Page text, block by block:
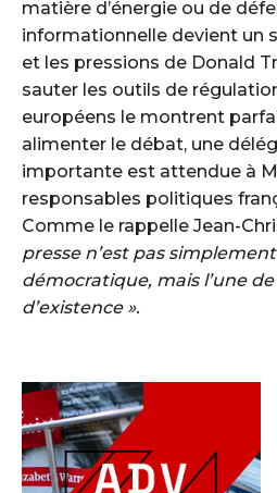
matière d’énergie ou de
informationnelle devient un
et les pressions de Donald
sauter les outils de
européens le montrent
alimenter le débat, une
importante est attendue à
responsables politiques
Comme le rappelle Jean-
presse n’est pas
démocratique, mais l’une
d’existence ».